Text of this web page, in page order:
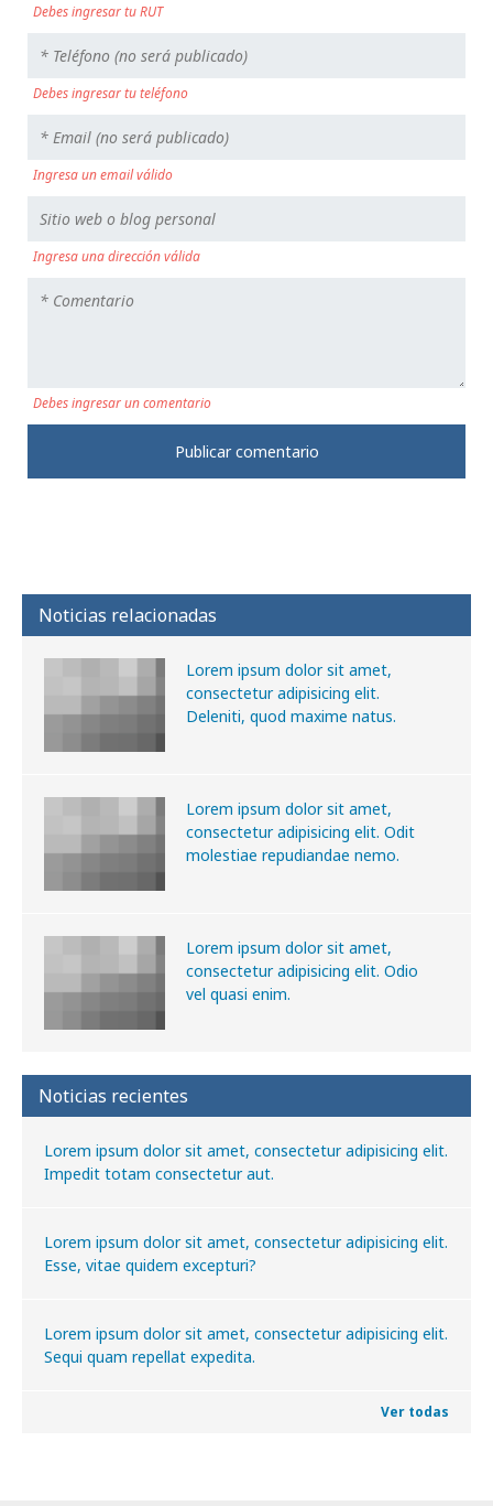
Debes ingresar tu RUT
Debes ingresar tu teléfono
Ingresa un email válido
Ingresa una dirección válida
Debes ingresar un comentario
Noticias relacionadas
Lorem ipsum dolor sit amet,
consectetur adipisicing elit.
Deleniti, quod maxime natus.
Lorem ipsum dolor sit amet,
consectetur adipisicing elit. Odit
molestiae repudiandae nemo.
Lorem ipsum dolor sit amet,
consectetur adipisicing elit. Odio
vel quasi enim.
Noticias recientes
Lorem ipsum dolor sit amet, consectetur adipisicing elit.
Impedit totam consectetur aut.
Lorem ipsum dolor sit amet, consectetur adipisicing elit.
Esse, vitae quidem excepturi?
Lorem ipsum dolor sit amet, consectetur adipisicing elit.
Sequi quam repellat expedita.
Ver todas